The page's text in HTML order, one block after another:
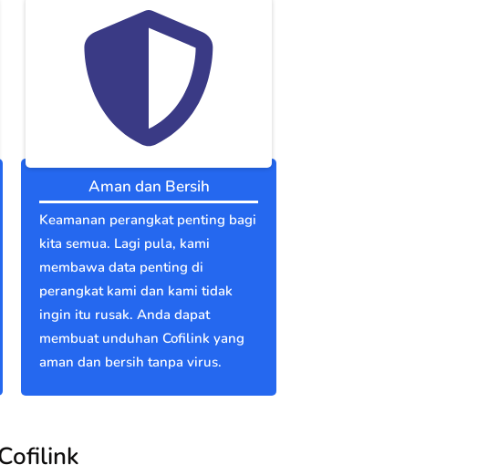
Aman dan Bersih
Keamanan perangkat penting bagi
kita semua. Lagi pula, kami
membawa data penting di
perangkat kami dan kami tidak
ingin itu rusak. Anda dapat
membuat unduhan Cofilink yang
aman dan bersih tanpa virus.